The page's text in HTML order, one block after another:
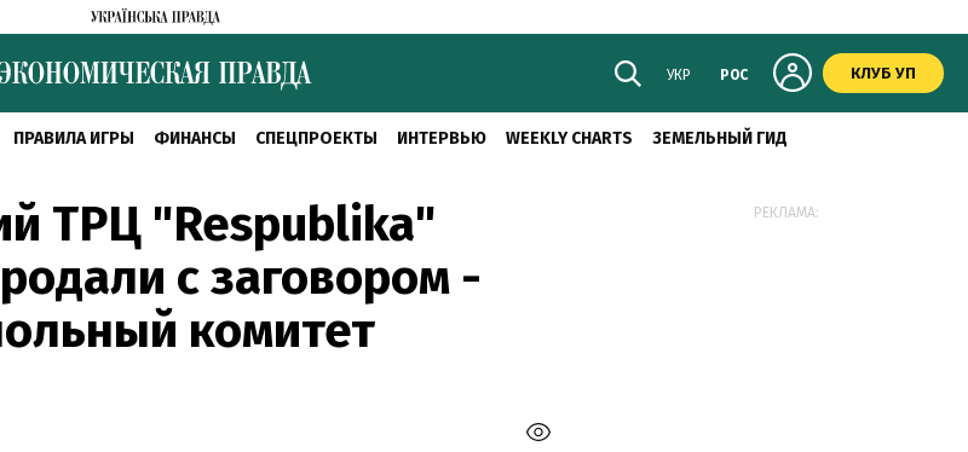
УКР РОС КЛУБ УП
ПРАВИЛА ИГРЫ ФИНАНСЫ СПЕЦПРОЕКТЫ ИНТЕРВЬЮ WEEKLY CHARTS ЗЕМЕЛЬНЫЙ ГИД
ТРЦ "Respublika"
с заговором -
комитет
РЕКЛАМА: